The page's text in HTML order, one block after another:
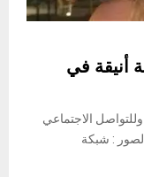
أنيقة في
الاجتماعي
: شبكة